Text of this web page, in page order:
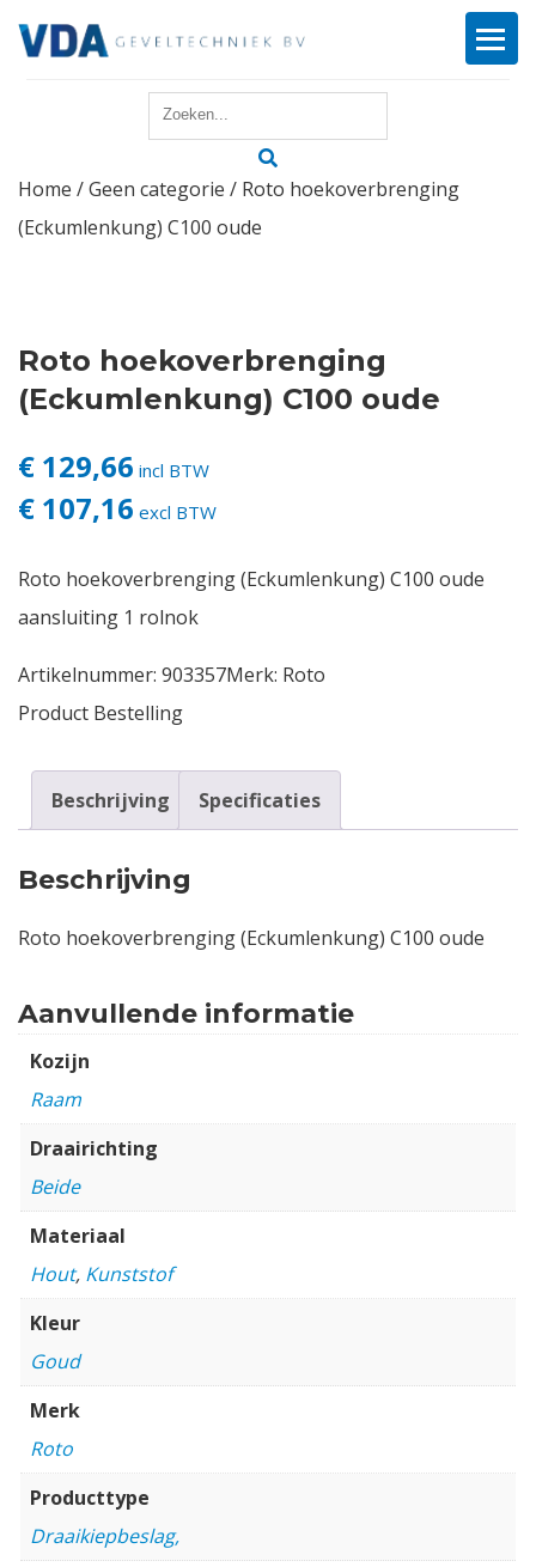
Reparatie
Producten
Offerte
Actueel
Contact
Vacatures
Home /Geen categorie / Roto hoekoverbrenging
(Eckumlenkung) C100 oude
Roto hoekoverbrenging
(Eckumlenkung) C100 oude
€ 129,66 incl BTW
€ 107,16 excl BTW
Roto hoekoverbrenging (Eckumlenkung) C100 oude
aansluiting 1 rolnok
Artikelnummer: 903357Merk: Roto
Product Bestelling
Beschrijving Specificaties
Beschrijving
Roto hoekoverbrenging (Eckumlenkung) C100 oude
Aanvullende informatie
Kozijn
Raam
Draairichting
Beide
Materiaal
Hout, Kunststof
Kleur
Goud
Merk
Roto
Producttype
Draaikiepbeslag,